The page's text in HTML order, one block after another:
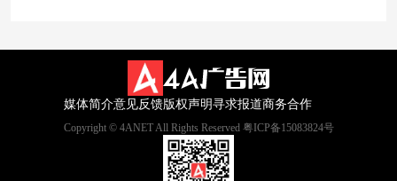
媒体简介意见反馈版权声明寻求报道商务合作
Copyright © 4ANET All Rights Reserved 粤ICP备15083824号